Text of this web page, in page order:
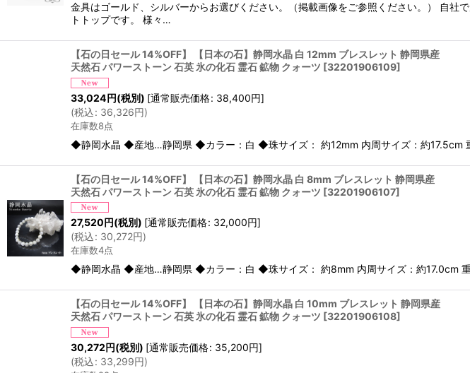
金具はゴールド、シルバーからお選びください。（掲載画像をご参照ください。） 自
トトップです。 様々…
【石の日セール 14%OFF】 【日本の石】静岡水晶 白 12mm ブレスレット 静岡県産
天然石 パワーストーン 石英 氷の化石 霊石 鉱物 クォーツ [32201906109]
33,024円(税別) [通常販売価格: 38,400円]
(税込: 36,326円)
在庫数8点
◆静岡水晶 ◆産地…静岡県 ◆カラー：白 ◆珠サイズ： 約12mm 内周サイズ：約17.5cm
【石の日セール 14%OFF】 【日本の石】静岡水晶 白 8mm ブレスレット 静岡県産
天然石 パワーストーン 石英 氷の化石 霊石 鉱物 クォーツ [32201906107]
27,520円(税別) [通常販売価格: 32,000円]
(税込: 30,272円)
在庫数4点
◆静岡水晶 ◆産地…静岡県 ◆カラー：白 ◆珠サイズ： 約8mm 内周サイズ：約17.0cm
【石の日セール 14%OFF】 【日本の石】静岡水晶 白 10mm ブレスレット 静岡県産
天然石 パワーストーン 石英 氷の化石 霊石 鉱物 クォーツ [32201906108]
30,272円(税別) [通常販売価格: 35,200円]
(税込: 33,299円)